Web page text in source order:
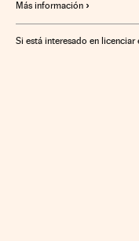
Más información
Si está interesado en